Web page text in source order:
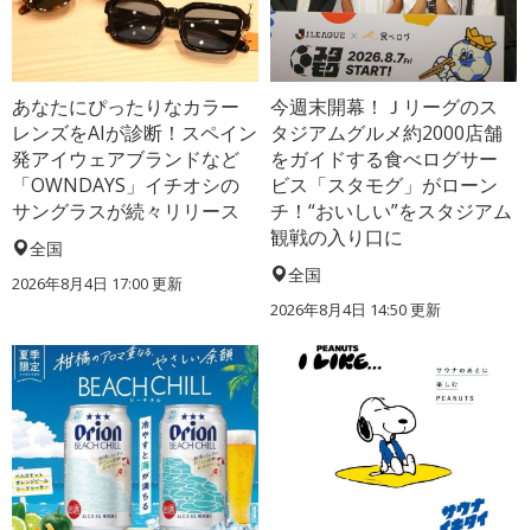
あなたにぴったりなカラー
レンズをAIが診断！スペイン
発アイウェアブランドなど
「OWNDAYS」イチオシの
サングラスが続々リリース
全国
2026年8月4日 17:00更新
今週末開幕！Ｊリーグのス
タジアムグルメ約2000店舗
をガイドする食べログサー
ビス「スタモグ」がローン
チ！“おいしい”をスタジアム
観戦の入り口に
全国
2026年8月4日 14:50更新